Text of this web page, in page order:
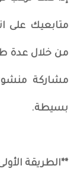
متابعيك على
من خلال عدة
مشاركة
بسيطة.
**الطريقة